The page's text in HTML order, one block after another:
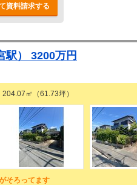
資料請求する
駅） 3200万円
㎡（61.73坪）
そろってます